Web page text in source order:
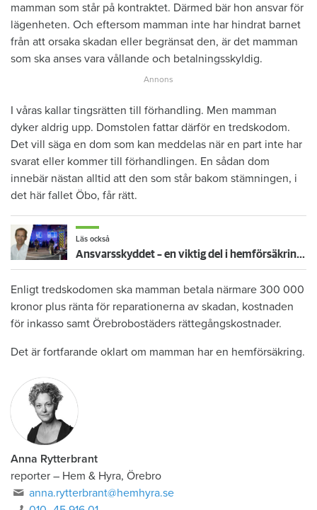
mamman som står på kontraktet. Därmed bär hon ansvar för
lägenheten. Och eftersom mamman inte har hindrat barnet
från att orsaka skadan eller begränsat den, är det mamman
som ska anses vara vållande och betalningsskyldig.
I våras kallar tingsrätten till förhandling. Men mamman
dyker aldrig upp. Domstolen fattar därför en tredskodom.
Det vill säga en dom som kan meddelas när en part inte har
svarat eller kommer till förhandlingen. En sådan dom
innebär nästan alltid att den som står bakom stämningen, i
det här fallet Öbo, får rätt.
Läs också
Ansvarsskyddet – en viktig del i hemförsäkringen
Enligt tredskodomen ska mamman betala närmare 300 000
kronor plus ränta för reparationerna av skadan, kostnaden
för inkasso samt Örebrobostäders rättegångskostnader.
Det är fortfarande oklart om mamman har en hemförsäkring.
Anna Rytterbrant
reporter – Hem & Hyra, Örebro
anna.rytterbrant@hemhyra.se